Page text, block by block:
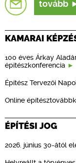
tovább
KAMARAI
100 éves Árkay
építészkonferencia
Építész Tervezői
Online
ÉPÍTÉSI JOG
2026. június 30-ától